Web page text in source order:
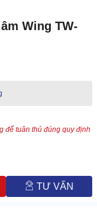
Wing TW-
để tuân thủ đúng quy định
TƯ VẤN